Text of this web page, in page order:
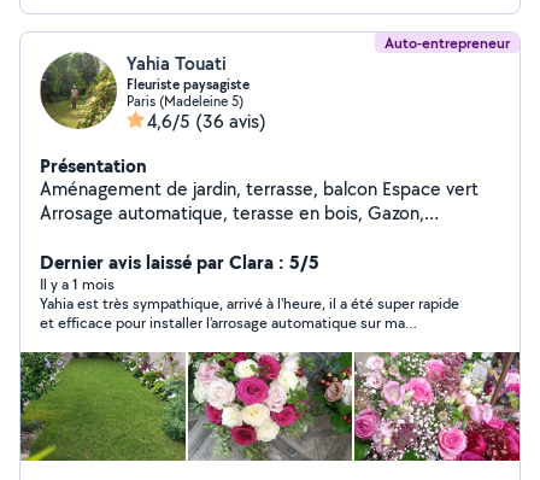
Auto-entrepreneur
Yahia Touati
Fleuriste paysagiste
Paris (Madeleine 5)
4,6/5 (36 avis)
Présentation
Aménagement de jardin, terrasse, balcon Espace vert
Arrosage automatique, terasse en bois, Gazon,
Dernier avis laissé par Clara : 5/5
Il y a 1 mois
Yahia est très sympathique, arrivé à l'heure, il a été super rapide
et efficace pour installer l'arrosage automatique sur ma
plantes ! Je recommande !